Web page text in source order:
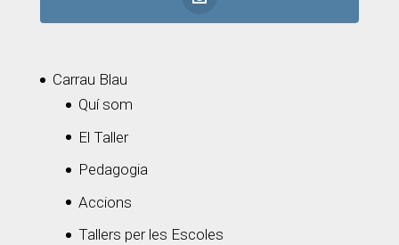
Carrau Blau
Quí som
El Taller
Pedagogia
Accions
Tallers per les Escoles